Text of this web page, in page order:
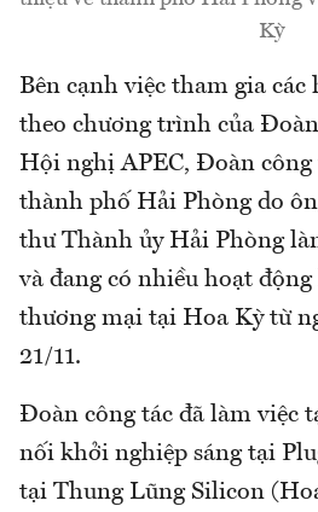
Kỳ
Bên cạnh việc tham gia các
theo chương trình của
Hội nghị APEC, Đoàn công
thành phố Hải Phòng do
thư Thành ủy Hải Phòng
và đang có nhiều hoạt
thương mại tại Hoa Kỳ từ
21/11.
Đoàn công tác đã làm việc
nối khởi nghiệp sáng tại
tại Thung Lũng Silicon